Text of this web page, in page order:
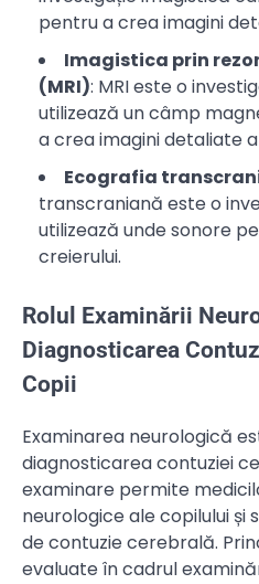
pentru a crea imagini
Imagistica prin
(MRI): MRI este o
utilizează un câmp
a crea imagini detaliate
Ecografia
transcraniană este o
utilizează unde sonore
creierului.
Rolul Examinării
Diagnosticarea
Copii
Examinarea neurologică
diagnosticarea contuziei
examinare permite
neurologice ale copilului și
de contuzie cerebrală.
evaluate în cadrul